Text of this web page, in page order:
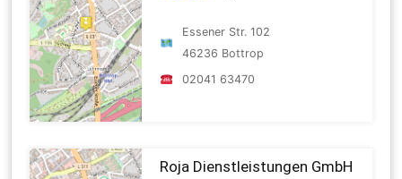
Essener Str. 102
46236 Bottrop
02041 63470
Roja Dienstleistungen GmbH